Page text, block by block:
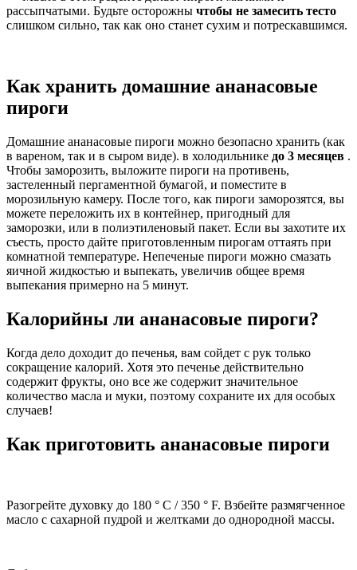
рассыпчатыми. Будьте осторожны чтобы не замесить тесто
слишком сильно, так как оно станет сухим и потрескавшимся.
Как хранить домашние ананасовые
пироги
Домашние ананасовые пироги можно безопасно хранить (как
в вареном, так и в сыром виде). в холодильнике до 3 месяцев .
Чтобы заморозить, выложите пироги на противень,
застеленный пергаментной бумагой, и поместите в
морозильную камеру. После того, как пироги заморозятся, вы
можете переложить их в контейнер, пригодный для
заморозки, или в полиэтиленовый пакет. Если вы захотите их
съесть, просто дайте приготовленным пирогам оттаять при
комнатной температуре. Непеченые пироги можно смазать
яичной жидкостью и выпекать, увеличив общее время
выпекания примерно на 5 минут.
Калорийны ли ананасовые пироги?
Когда дело доходит до печенья, вам сойдет с рук только
сокращение калорий. Хотя это печенье действительно
содержит фрукты, оно все же содержит значительное
количество масла и муки, поэтому сохраните их для особых
случаев!
Как приготовить ананасовые пироги
Разогрейте духовку до 180 ° C / 350 ° F. Взбейте размягченное
масло с сахарной пудрой и желтками до однородной массы.